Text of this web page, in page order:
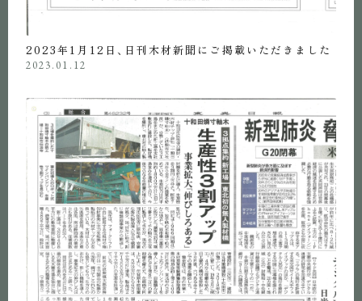
2023年1月12日、日刊木材新聞にご掲載いただきました
2023.01.12